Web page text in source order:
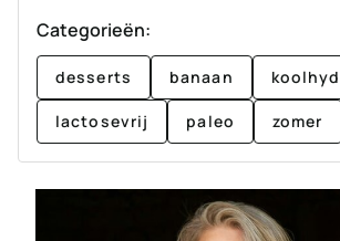
Categorieën:
desserts banaan
lactosevrij paleo zomer